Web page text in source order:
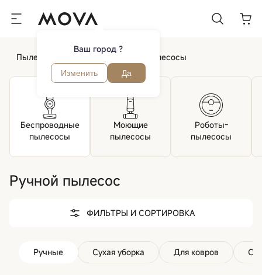
Ваш город ?
Изменить Да
Пылесосы Аккумуляторные пылесосы
Беспроводные
пылесосы
Моющие
пылесосы
Роботы-
пылесосы
Ручной пылесос
ФИЛЬТРЫ И СОРТИРОВКА
Ручные Сухая уборка Для ковров С